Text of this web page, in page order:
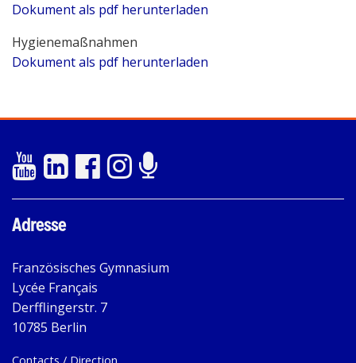
Dokument als pdf herunterladen
Hygienemaßnahmen
Dokument als pdf herunterladen
Adresse
Französisches Gymnasium
Lycée Français
Derfflingerstr. 7
10785 Berlin